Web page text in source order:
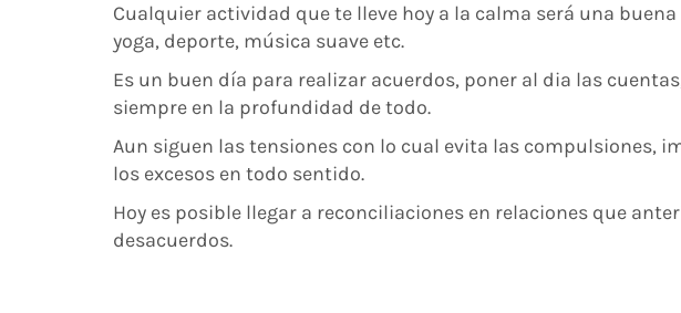
Cualquier actividad que te lleve hoy a la calma será una
yoga, deporte, música suave etc.
Es un buen día para realizar acuerdos, poner al dia las
siempre en la profundidad de todo.
Aun siguen las tensiones con lo cual evita las compulsiones,
los excesos en todo sentido.
Hoy es posible llegar a reconciliaciones en relaciones que
desacuerdos.